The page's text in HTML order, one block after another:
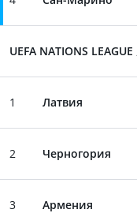
UEFA NATIONS
1 Латвия
2 Черногория
3 Армения